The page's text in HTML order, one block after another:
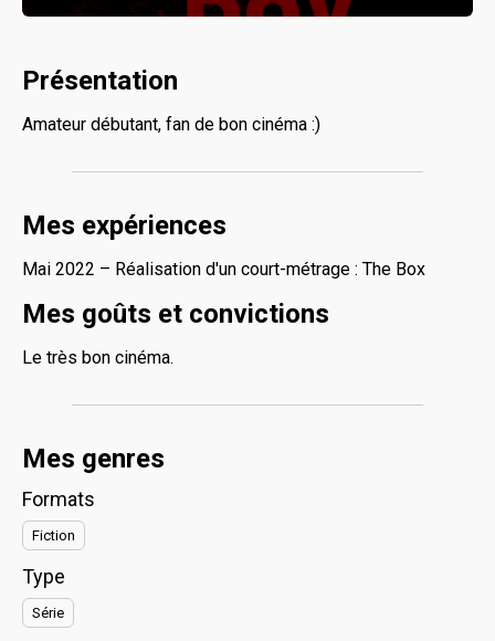
Présentation
Amateur débutant, fan de bon cinéma :)
Mes expériences
Mai 2022 – Réalisation d'un court-métrage : The Box
Mes goûts et convictions
Le très bon cinéma.
Mes genres
Formats
Fiction
Type
Série